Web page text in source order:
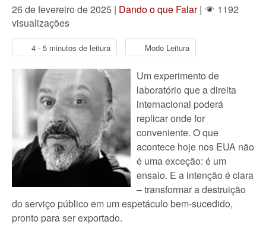
26 de fevereiro de 2025 | Dando o que Falar|
1192
visualizações
4 - 5 minutos de leitura Modo Leitura
Um experimento de
laboratório que a direita
internacional poderá
replicar onde for
conveniente. O que
acontece hoje nos EUA não
é uma exceção: é um
ensaio. E a intenção é clara
– transformar a destruição
do serviço público em um espetáculo bem-sucedido,
pronto para ser exportado.